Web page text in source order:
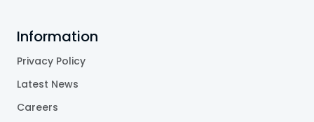
Information
Privacy Policy
Latest News
Careers